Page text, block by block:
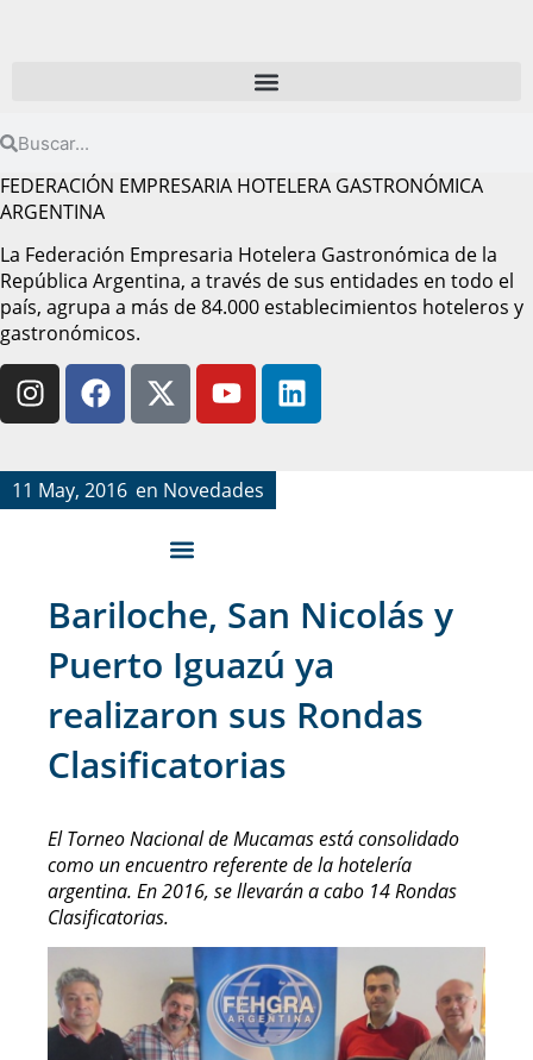
FEDERACIÓN EMPRESARIA HOTELERA GASTRONÓMICA
ARGENTINA
La Federación Empresaria Hotelera Gastronómica de la
República Argentina, a través de sus entidades en todo el
país, agrupa a más de 84.000 establecimientos hoteleros y
gastronómicos.
11 May, 2016 en Novedades
Bariloche, San Nicolás y
Puerto Iguazú ya
realizaron sus Rondas
Clasificatorias
El Torneo Nacional de Mucamas está consolidado
como un encuentro referente de la hotelería
argentina. En 2016, se llevarán a cabo 14 Rondas
Clasificatorias.